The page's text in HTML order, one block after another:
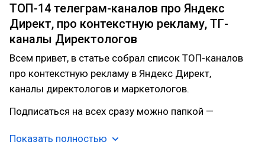
ТОП-14 телеграм-каналов про Яндекс
Директ, про контекстную рекламу, ТГ-
каналы Директологов
Всем привет, в статье собрал список ТОП-каналов
про контекстную рекламу в Яндекс Директ,
каналы директологов и маркетологов.
Подписаться на всех сразу можно папкой —
Показать полностью